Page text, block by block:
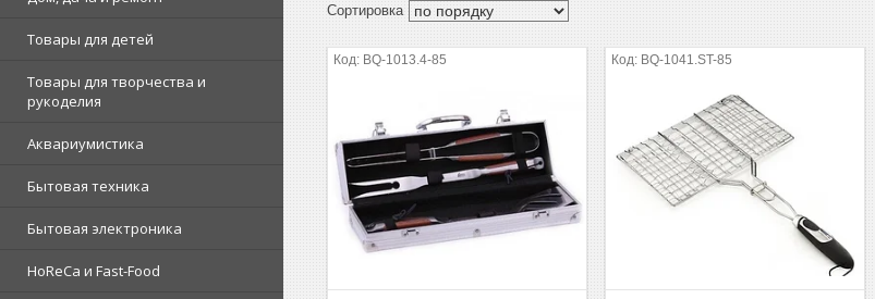
Товары для детей
Товары для творчества и
рукоделия
Аквариумистика
Бытовая техника
Бытовая электроника
HoReCa и Fast-Food
BQ-1013.4-85 BQ-1041.ST-85